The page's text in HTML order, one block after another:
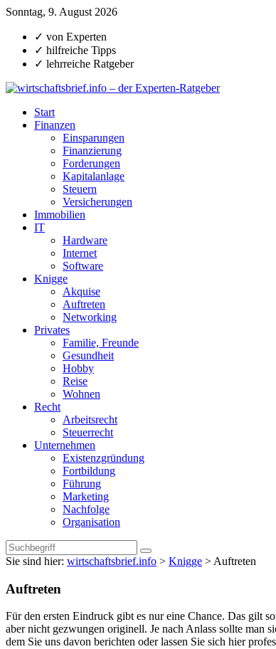
Sonntag, 9. August 2026
✓ von Experten
✓ hilfreiche Tipps
✓ lehrreiche Ratgeber
Start
Finanzen
Einsparungen
Finanzierung
Forderungen
Kapitalanlage
Steuern
Versicherungen
Immobilien
IT
Hardware
Internet
Software
Knigge
Akquise
Auftreten
Networking
Privates
Familie, Freunde
Gesundheit
Hobby
Reise
Wohnen
Recht
Arbeitsrecht
Steuerrecht
Unternehmen
Existenzgründung
Fortbildung
Führung
Marketing
Nachfolge
Organisation
Sie sind hier: wirtschaftsbrief.info > Knigge > Auftreten
Auftreten
Für den ersten Eindruck gibt es nur eine Chance. Das gilt
aber nicht gezwungen originell. Je nach Anlass sollte man
dem Sie uns davon berichten oder lassen Sie sich hier